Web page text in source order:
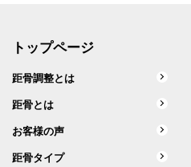
トップページ
距骨調整とは
距骨とは
お客様の声
距骨タイプ